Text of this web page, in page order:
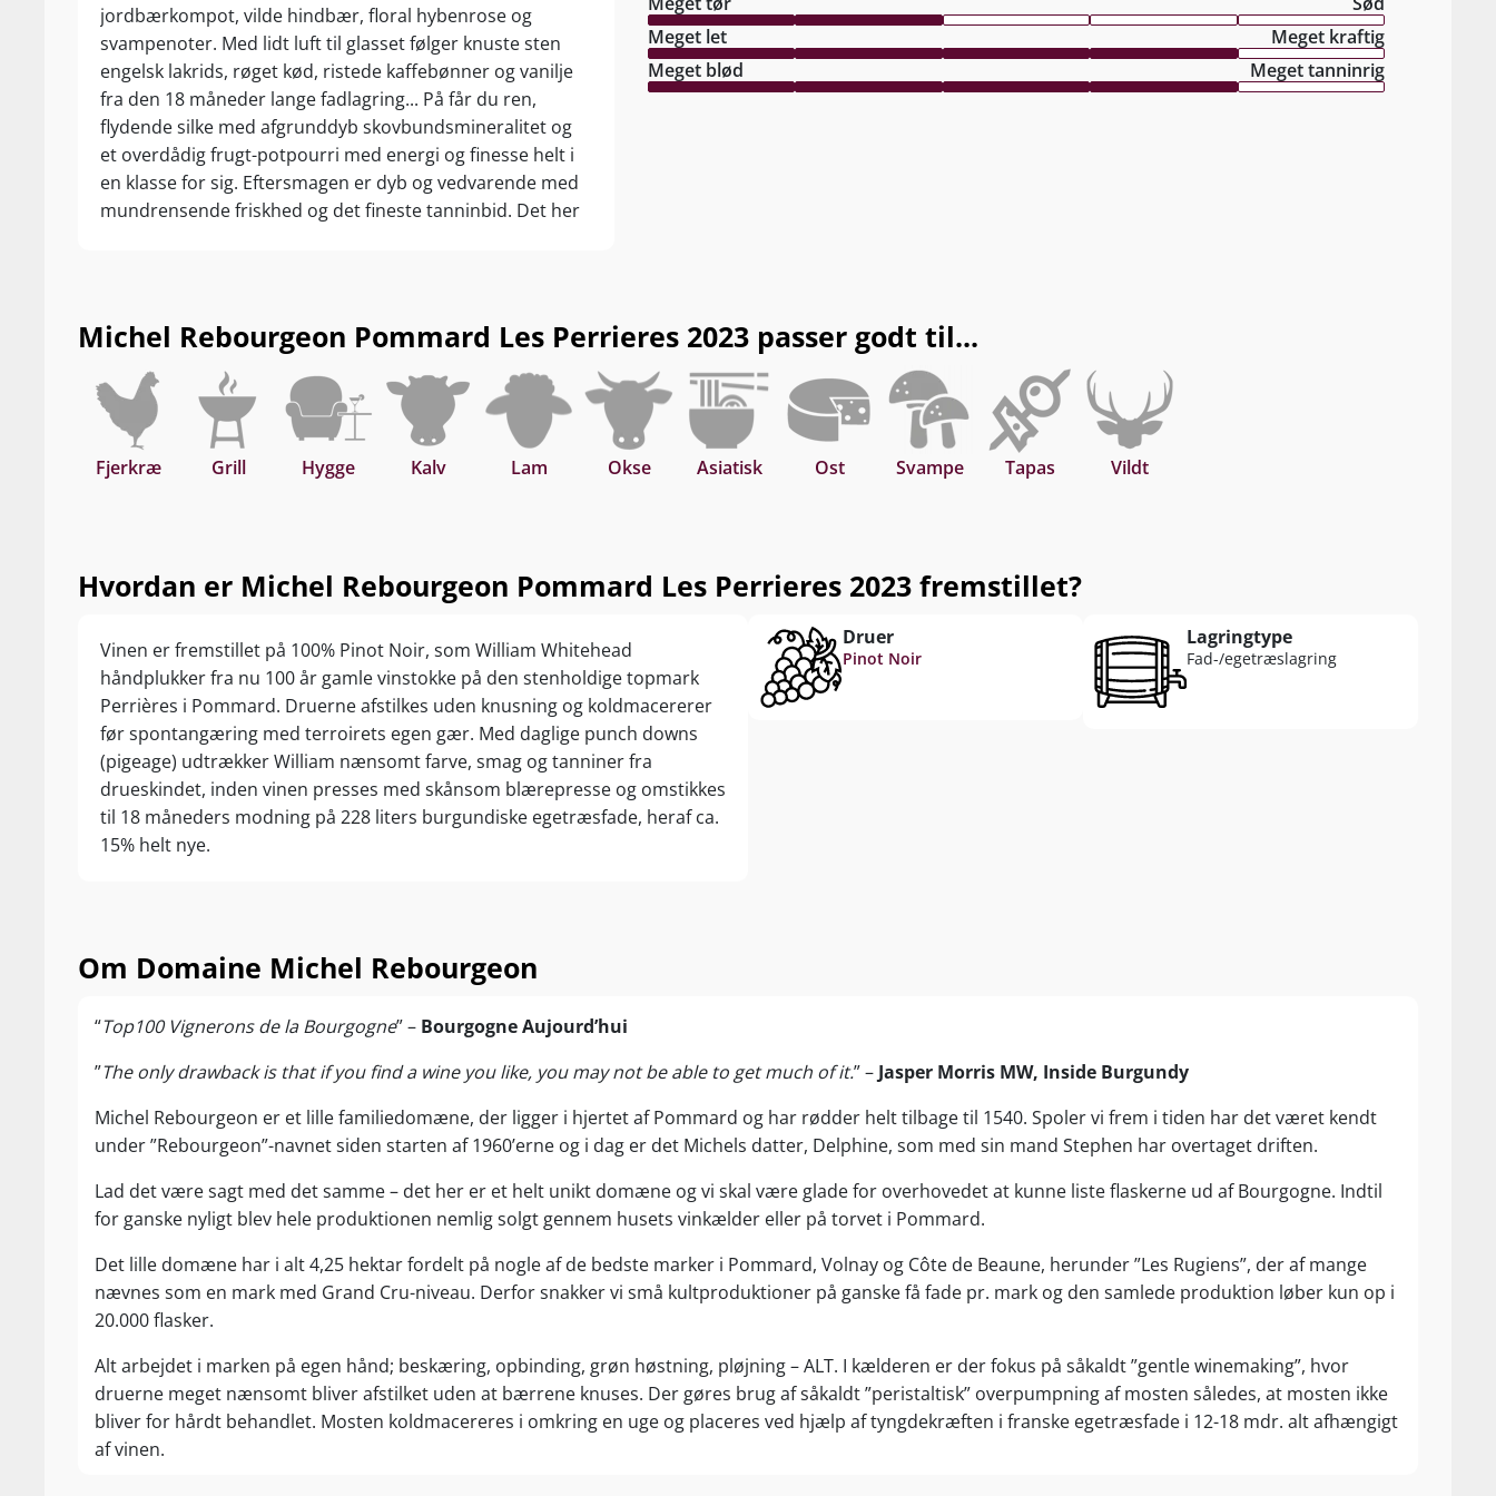
jordbærkompot, vilde hindbær, floral hybenrose og
svampenoter. Med lidt luft til glasset følger knuste sten
engelsk lakrids, røget kød, ristede kaffebønner og vanilje
fra den 18 måneder lange fadlagring... På får du ren,
flydende silke med afgrunddyb skovbundsmineralitet og
et overdådig frugt-potpourri med energi og finesse helt i
en klasse for sig. Eftersmagen er dyb og vedvarende med
mundrensende friskhed og det fineste tanninbid. Det her
Meget let
Meget kraftig
Meget blød
Meget tanninrig
Michel Rebourgeon Pommard Les Perrieres 2023 passer godt til...
Fjerkræ Grill Hygge Kalv Lam Okse Asiatisk Ost Svampe Tapas Vildt
Hvordan er Michel Rebourgeon Pommard Les Perrieres 2023 fremstillet?
Vinen er fremstillet på 100% Pinot Noir, som William Whitehead
håndplukker fra nu 100 år gamle vinstokke på den stenholdige topmark
Perrières i Pommard. Druerne afstilkes uden knusning og koldmacererer
før spontangæring med terroirets egen gær. Med daglige punch downs
(pigeage) udtrækker William nænsomt farve, smag og tanniner fra
drueskindet, inden vinen presses med skånsom blærepresse og omstikkes
til 18 måneders modning på 228 liters burgundiske egetræsfade, heraf ca.
15% helt nye.
Druer
Pinot Noir
Lagringtype
Fad-/egetræslagring
Om Domaine Michel Rebourgeon
“Top100 Vignerons de la Bourgogne” – Bourgogne Aujourd’hui
”The only drawback is that if you find a wine you like, you may not be able to get much of it.” – Jasper Morris MW, Inside Burgundy
Michel Rebourgeon er et lille familiedomæne, der ligger i hjertet af Pommard og har rødder helt tilbage til 1540. Spoler vi frem i tiden har det været kendt
under ”Rebourgeon”-navnet siden starten af 1960’erne og i dag er det Michels datter, Delphine, som med sin mand Stephen har overtaget driften.
Lad det være sagt med det samme – det her er et helt unikt domæne og vi skal være glade for overhovedet at kunne liste flaskerne ud af Bourgogne. Indtil
for ganske nyligt blev hele produktionen nemlig solgt gennem husets vinkælder eller på torvet i Pommard.
Det lille domæne har i alt 4,25 hektar fordelt på nogle af de bedste marker i Pommard, Volnay og Côte de Beaune, herunder ”Les Rugiens”, der af mange
nævnes som en mark med Grand Cru-niveau. Derfor snakker vi små kultproduktioner på ganske få fade pr. mark og den samlede produktion løber kun op i
20.000 flasker.
Alt arbejdet i marken på egen hånd; beskæring, opbinding, grøn høstning, pløjning – ALT. I kælderen er der fokus på såkaldt ”gentle winemaking”, hvor
druerne meget nænsomt bliver afstilket uden at bærrene knuses. Der gøres brug af såkaldt ”peristaltisk” overpumpning af mosten således, at mosten ikke
bliver for hårdt behandlet. Mosten koldmacereres i omkring en uge og placeres ved hjælp af tyngdekræften i franske egetræsfade i 12-18 mdr. alt afhængigt
af vinen.